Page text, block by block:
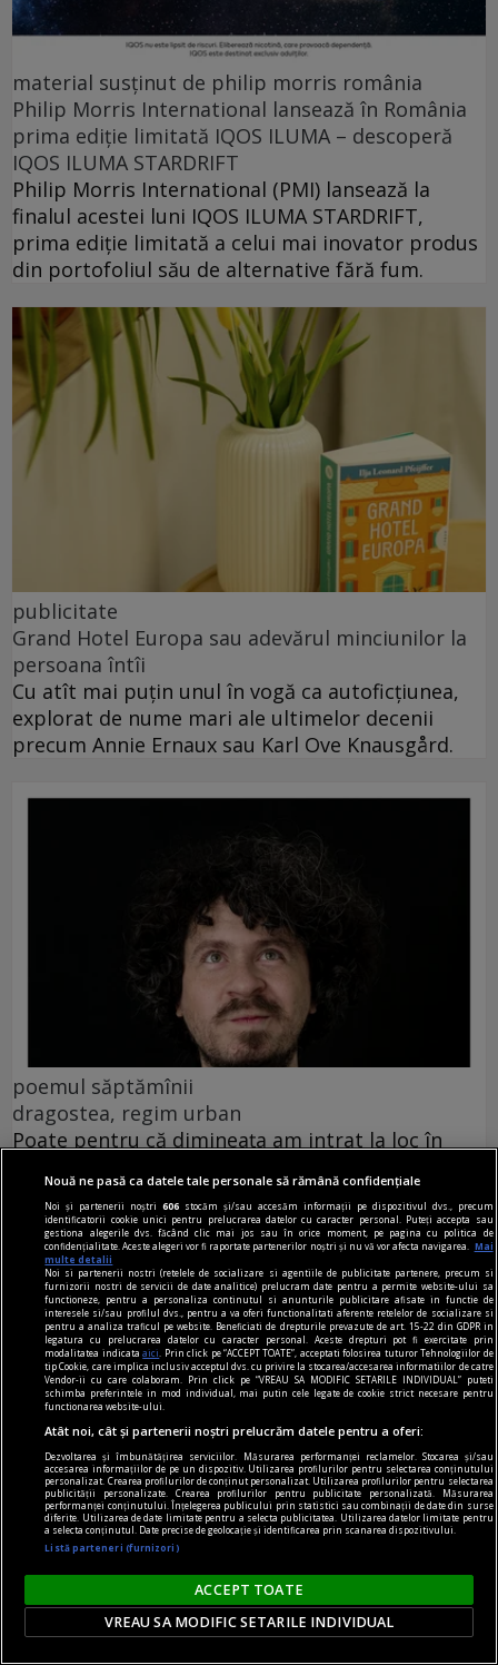
material susținut de philip morris românia
Philip Morris International lansează în România
prima ediție limitată IQOS ILUMA – descoperă
IQOS ILUMA STARDRIFT
Philip Morris International (PMI) lansează la
finalul acestei luni IQOS ILUMA STARDRIFT,
prima ediție limitată a celui mai inovator produs
din portofoliul său de alternative fără fum.
publicitate
Grand Hotel Europa sau adevărul minciunilor la
persoana întîi
Cu atît mai puțin unul în vogă ca autoficțiunea,
explorat de nume mari ale ultimelor decenii
precum Annie Ernaux sau Karl Ove Knausgård.
poemul săptămînii
dragostea, regim urban
Poate pentru că dimineața am intrat la loc în
Constantin VICĂ
publicitate
Top 3 cele mai frecvente probleme ale pielii și
cum le poți combate
Nu uita să faci schimbări și în alimentație:
consumă produse cu indice glicemic mai scăzut
Nouă ne pasă ca datele tale personale să rămână confidențiale
Noi și partenerii noștri606 stocăm și/sau accesăm informații pe dispozitivul dvs., precum
identificatorii cookie unici pentru prelucrarea datelor cu caracter personal. Puteți accepta sau
gestiona alegerile dvs. făcând clic mai jos sau în orice moment, pe pagina cu politica de
confidențialitate. Aceste alegeri vor fi raportate partenerilor noștri și nu vă vor afecta navigarea.
Mai
multe detalii
Noi si partenerii nostri (retelele de socializare si agentiile de publicitate partenere, precum si
furnizorii nostri de servicii de date analitice) prelucram date pentru a permite website-ului sa
functioneze, pentru a personaliza continutul si anunturile publicitare afisate in functie de
interesele si/sau profilul dvs., pentru a va oferi functionalitati aferente retelelor de socializare si
pentru a analiza traficul pe website. Beneficiati de drepturile prevazute de art. 15-22 din GDPR in
legatura cu prelucrarea datelor cu caracter personal. Aceste drepturi pot fi exercitate prin
modalitatea indicataaici
. Prin click pe “ACCEPT TOATE”, acceptati folosirea tuturor Tehnologiilor de
tip Cookie, care implica inclusiv acceptul dvs. cu privire la stocarea/accesarea informatiilor de catre
Vendor-ii cu care colaboram. Prin click pe “VREAU SA MODIFIC SETARILE INDIVIDUAL” puteti
schimba preferintele in mod individual, mai putin cele legate de cookie strict necesare pentru
functionarea website-ului.
Atât noi, cât și partenerii noștri prelucrăm datele pentru a oferi:
Dezvoltarea și îmbunătățirea serviciilor. Măsurarea performanței reclamelor. Stocarea și/sau
accesarea informațiilor de pe un dispozitiv. Utilizarea profilurilor pentru selectarea conținutului
personalizat. Crearea profilurilor de conținut personalizat. Utilizarea profilurilor pentru selectarea
publicității personalizate. Crearea profilurilor pentru publicitate personalizată. Măsurarea
performanței conținutului. Înțelegerea publicului prin statistici sau combinații de date din surse
diferite. Utilizarea de date limitate pentru a selecta publicitatea. Utilizarea datelor limitate pentru
a selecta conținutul. Date precise de geolocație și identificarea prin scanarea dispozitivului.
Listă parteneri (furnizori)
ACCEPT TOATE
VREAU SA MODIFIC SETARILE INDIVIDUAL